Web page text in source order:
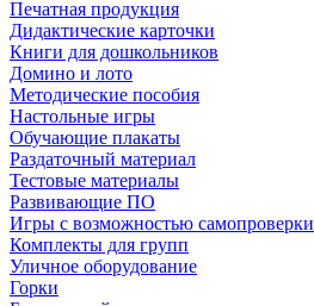
Печатная продукция
Дидактические карточки
Книги для дошкольников
Домино и лото
Методические пособия
Настольные игры
Обучающие плакаты
Раздаточный материал
Тестовые материалы
Развивающие ПО
Игры с возможностью самопроверки
Комплекты для групп
Уличное оборудование
Горки